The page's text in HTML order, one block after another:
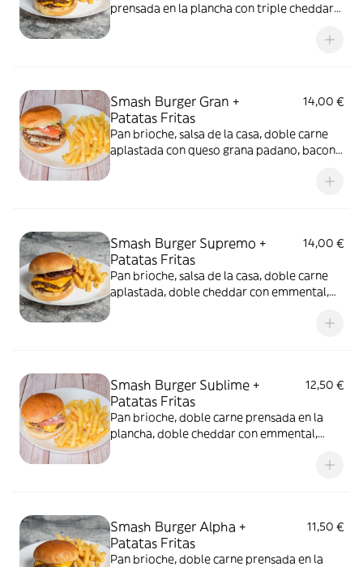
prensada en la plancha con triple cheddar
patatas fritas. Alérgenos: Gluten, huevos,
Smash Burger Gran +
Patatas Fritas
14,00 €
Pan brioche, salsa de la casa, doble carne
aplastada con queso grana padano, bacon,
Smash Burger Supremo +
Patatas Fritas
14,00 €
Pan brioche, salsa de la casa, doble carne
aplastada, doble cheddar con emmental,
Acompañado de ración de patatas fritas.
Smash Burger Sublime +
Patatas Fritas
12,50 €
Pan brioche, doble carne prensada en la
plancha, doble cheddar con emmental,
Smash Burger Alpha +
Patatas Fritas
11,50 €
Pan brioche, doble carne prensada en la